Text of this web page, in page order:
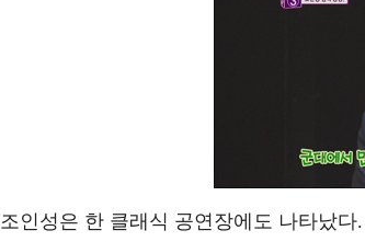
조인성은 한 클래식 공연장에도 나타났